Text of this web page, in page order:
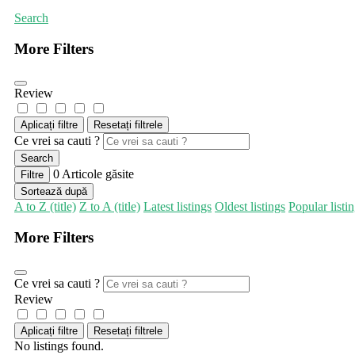
Search
More Filters
Review
Aplicați filtre Resetați filtrele
Ce vrei sa cauti ?
Search
Filtre
0 Articole găsite
Sortează după
A to Z (title) Z to A (title) Latest listings Oldest listings Popular
More Filters
Ce vrei sa cauti ?
Review
Aplicați filtre Resetați filtrele
No listings found.